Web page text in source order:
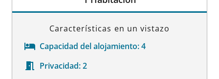
Características en un vistazo
Capacidad del alojamiento:4
Privacidad:2